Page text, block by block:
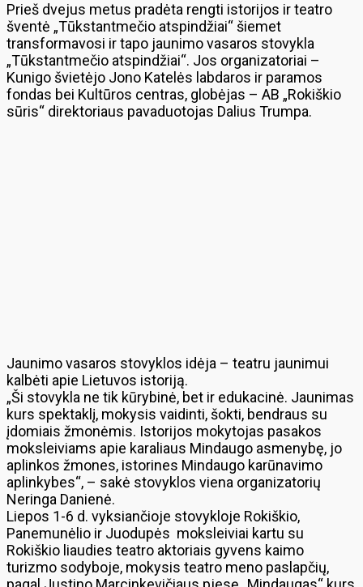
Prieš dvejus metus pradėta rengti istorijos ir teatro
šventė „Tūkstantmečio atspindžiai“ šiemet
transformavosi ir tapo jaunimo vasaros stovykla
„Tūkstantmečio atspindžiai“. Jos organizatoriai –
Kunigo švietėjo Jono Katelės labdaros ir paramos
fondas bei Kultūros centras, globėjas – AB „Rokiškio
sūris“ direktoriaus pavaduotojas Dalius Trumpa.
Jaunimo vasaros stovyklos idėja – teatru jaunimui
kalbėti apie Lietuvos istoriją.
„Ši stovykla ne tik kūrybinė, bet ir edukacinė. Jaunimas
kurs spektaklį, mokysis vaidinti, šokti, bendraus su
įdomiais žmonėmis. Istorijos mokytojas pasakos
moksleiviams apie karaliaus Mindaugo asmenybę, jo
aplinkos žmones, istorines Mindaugo karūnavimo
aplinkybes“, – sakė stovyklos viena organizatorių
Neringa Danienė.
Liepos 1-6 d. vyksiančioje stovykloje Rokiškio,
Panemunėlio ir Juodupės moksleiviai kartu su
Rokiškio liaudies teatro aktoriais gyvens kaimo
turizmo sodyboje, mokysis teatro meno paslapčių,